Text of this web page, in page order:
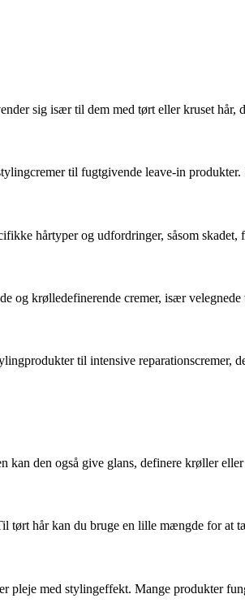
sig især til dem med tørt eller kruset hår,
til fugtgivende leave-in
hårtyper og udfordringer, såsom skadet,
og krølledefinerende cremer, især velegnede
til intensive reparationscremer,
den også give glans, definere krøller eller
tørt hår kan du bruge en lille mængde for at
pleje med stylingeffekt. Mange produkter